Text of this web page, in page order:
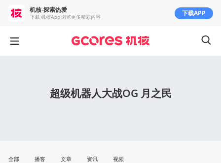
超级机器人大战OG 月之民
全部 播客 文章 资讯 视频
机核-探索热爱
下载 机核App 浏览更多精彩内容 下载APP